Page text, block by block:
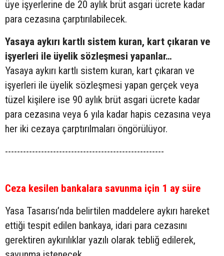
üye işyerlerine de 20 aylık brüt asgari ücrete kadar
para cezasına çarptırılabilecek.
Yasaya aykırı kartlı sistem kuran, kart çıkaran ve
işyerleri ile üyelik sözleşmesi yapanlar…
Yasaya aykırı kartlı sistem kuran, kart çıkaran ve
işyerleri ile üyelik sözleşmesi yapan gerçek veya
tüzel kişilere ise 90 aylık brüt asgari ücrete kadar
para cezasına veya 6 yıla kadar hapis cezasına veya
her iki cezaya çarptırılmaları öngörülüyor.
-----------------------------------------------------
Ceza kesilen bankalara savunma için 1 ay süre
Yasa Tasarısı’nda belirtilen maddelere aykırı hareket
ettiği tespit edilen bankaya, idari para cezasını
gerektiren aykırılıklar yazılı olarak tebliğ edilerek,